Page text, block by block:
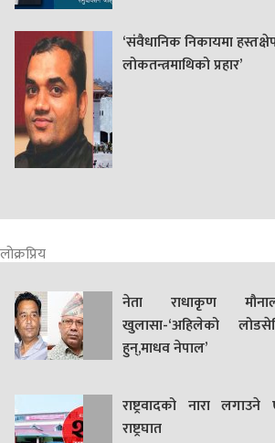
‘संवैधानिक निकायमा
लोकतन्त्रमाथिको प्रहार’
लोक्रप्रिय
नेता राधाकृण
खुलासा-‘अहिलेको
हुन्,माधव नेपाल’
राष्ट्रवादको नारा
राष्ट्रघात